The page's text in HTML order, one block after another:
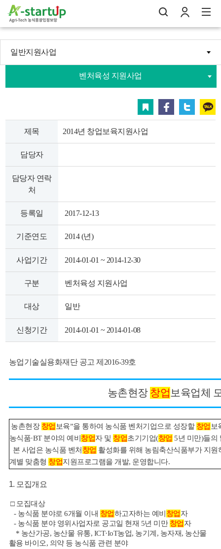
색 그
전
체
일반지원사업
벤처육성 지원사업
트위터 카카오
제목 2014년 창업보육지원사업
담당자
담당자 연락
처
등록일 2017-12-13
기준연도 2014 (년)
사업기간 2014-01-01 ~ 2014-12-30
구분 벤처육성 지원사업
대상 일반
신청기간 2014-01-01 ~ 2014-01-08
농업기술실용화재단 공고 제2016-39호
농촌현장 창업보육업체
농촌현장 창업보육”을 통하여 농식품 벤처기업으로 성장할 창업보
농식품·BT 분야의 예비 창업자 및 창업초기기업(창업 5년 미만)들의
본 사업은 농식품 벤처 창업 활성화를 위해 농림축산식품부가 지
계별 맞춤형 창업지원프로그램을 개발, 운영합니다.
1. 모집개요
□ 모집대상
- 농식품 분야로 6개월 이내 창업하고자하는 예비 창업자
- 농식품 분야 영위사업자로 공고일 현재 5년 미만 창업자
* 농산가공, 농산물 유통, ICT·IoT농업, 농기계, 농자재, 농산물
활용 바이오, 의약 등 농식품 관련 분야